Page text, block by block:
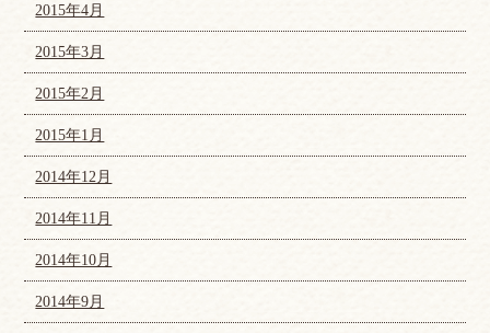
2015年4月
2015年3月
2015年2月
2015年1月
2014年12月
2014年11月
2014年10月
2014年9月